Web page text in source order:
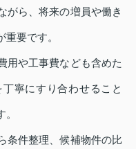
がら、将来の増員や働き
要です。
用や工事費なども含めた
寧にすり合わせること
条件整理、候補物件の比